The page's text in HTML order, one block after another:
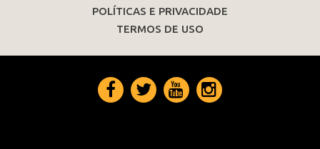
POLÍTICAS E PRIVACIDADE
TERMOS DE USO